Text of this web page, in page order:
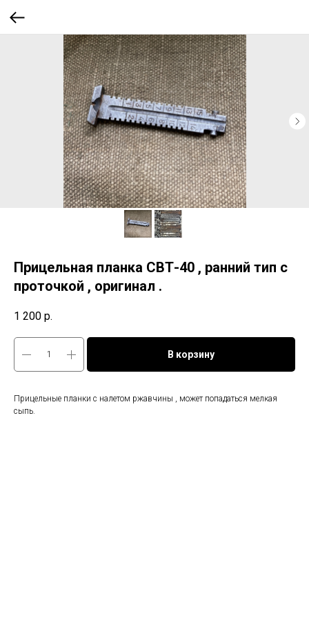
Прицельная планка СВТ-40 , ранний тип с
проточкой , оригинал .
1 200 р.
В корзину
Прицельные планки с налетом ржавчины , может попадаться мелкая
сыпь.